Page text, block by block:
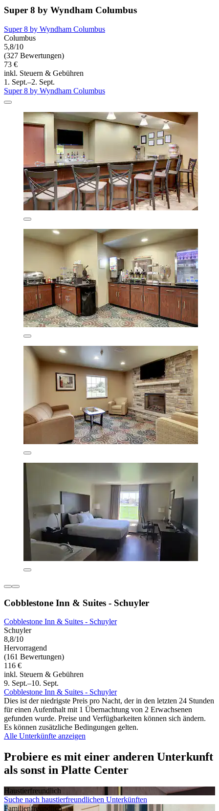
Super 8 by Wyndham Columbus
Super 8 by Wyndham Columbus
Columbus
5,8/10
(327 Bewertungen)
73 €
inkl. Steuern & Gebühren
1. Sept.–2. Sept.
Super 8 by Wyndham Columbus
Cobblestone Inn & Suites - Schuyler
Cobblestone Inn & Suites - Schuyler
Schuyler
8,8/10
Hervorragend
(161 Bewertungen)
116 €
inkl. Steuern & Gebühren
9. Sept.–10. Sept.
Cobblestone Inn & Suites - Schuyler
Dies ist der niedrigste Preis pro Nacht, der in den letzten 24 Stunden
für einen Aufenthalt mit 1 Übernachtung von 2 Erwachsenen
gefunden wurde. Preise und Verfügbarkeiten können sich ändern.
Es können zusätzliche Bedingungen gelten.
Alle Unterkünfte anzeigen
Probiere es mit einer anderen Unterkunft
als sonst in Platte Center
Haustier­freundlich
Suche nach haustierfreundlichen Unterkünften
Familien­freundlich